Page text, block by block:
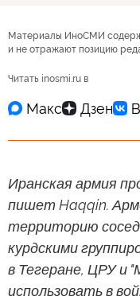
Материалы ИноСМИ
и не отражают позицию
Читать inosmi.ru в
Иранская армия
пишет Haqqin.
территорию
курдскими
в Тегеране, ЦРУ и
использовать в